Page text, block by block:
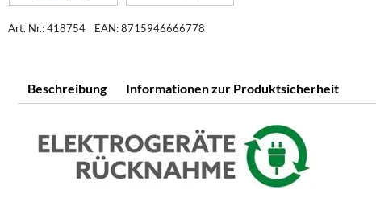
Art. Nr.: 418754 EAN: 8715946666778
Beschreibung Informationen zur Produktsicherheit